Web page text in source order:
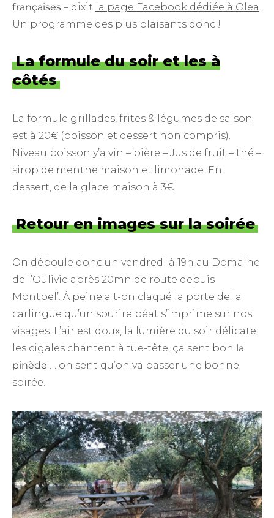
françaises – dixit la page Facebook dédiée à Olea
Un programme des plus plaisants donc !
La formule du soir et les à
côtés
La formule grillades, frites & légumes de saison
est à 20€ (boisson et dessert non compris).
Niveau boisson y’a vin – bière – Jus de fruit – thé –
sirop de menthe maison et limonade. En
dessert, de la glace maison à 3€.
Retour en images sur la soirée
On déboule donc un vendredi à 19h au Domaine
de l’Oulivie après 20mn de route depuis
Montpel’. À peine a t-on claqué la porte de la
carlingue qu’un sourire béat s’imprime sur nos
visages. L’air est doux, la lumière du soir délicate,
les cigales chantent à tue-tête, ça sent bon la
pinède
… on sent qu’on va passer une bonne
soirée.